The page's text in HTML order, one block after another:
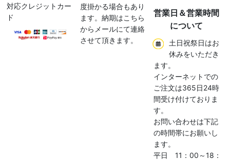
対応クレジットカー
ド
度掛かる場合もあり
ます。納期はこちら
からメールにて連絡
させて頂きます。
営業日＆営業時間
について
土日祝祭日はお
休みをいただき
ます。
インターネットでの
ご注文は365日24時
間受け付けておりま
す。
お問い合わせは下記
の時間帯にお願いし
ます。
平日 11：00～18：